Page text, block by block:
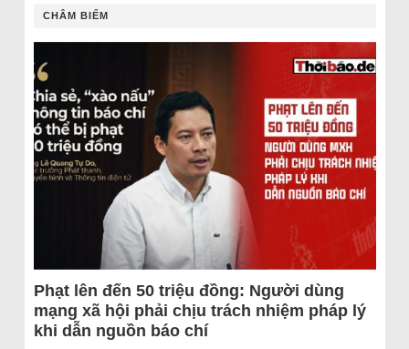
CHÂM BIẾM
Phạt lên đến 50 triệu đồng: Người dùng
mạng xã hội phải chịu trách nhiệm pháp lý
khi dẫn nguồn báo chí